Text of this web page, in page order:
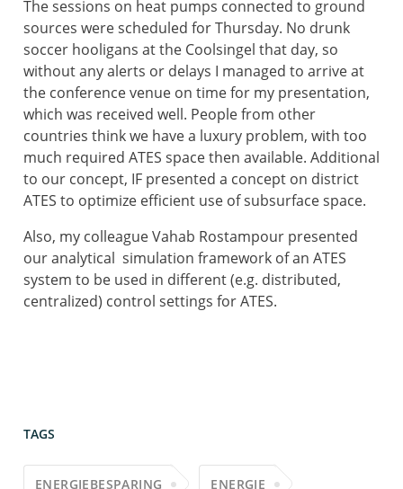
The sessions on heat pumps connected to ground
sources were scheduled for Thursday. No drunk
soccer hooligans at the Coolsingel that day, so
without any alerts or delays I managed to arrive at
the conference venue on time for my presentation,
which was received well. People from other
countries think we have a luxury problem, with too
much required ATES space then available. Additional
to our concept, IF presented a concept on district
ATES to optimize efficient use of subsurface space.
Also, my colleague Vahab Rostampour presented
our analytical simulation framework of an ATES
system to be used in different (e.g. distributed,
centralized) control settings for ATES.
TAGS
ENERGIEBESPARING ENERGIE